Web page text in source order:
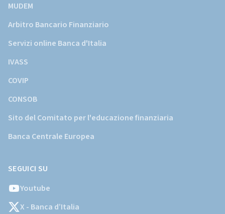
MUDEM
Arbitro Bancario Finanziario
Servizi online Banca d'Italia
IVASS
COVIP
CONSOB
Sito del Comitato per l'educazione finanziaria
Banca Centrale Europea
SEGUICI SU
Youtube
X - Banca d’Italia